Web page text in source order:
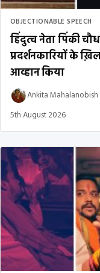
OBJECTIONABLE SPEECH
हिंदुत्व नेता पिंकी
प्रदर्शनकारियों के
आव्हान किया
Ankita Mahalanobish
5th August 2026